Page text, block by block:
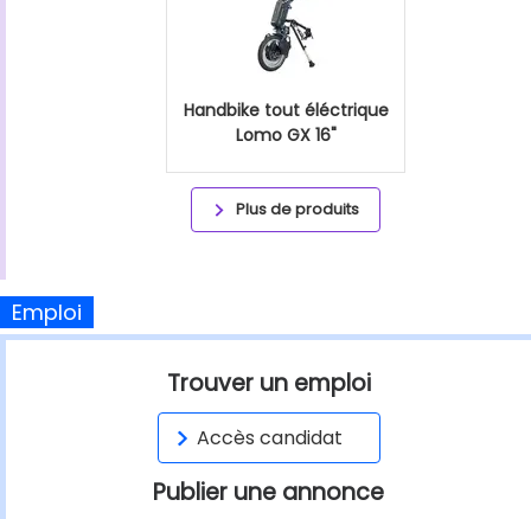
Handbike tout éléctrique
Lomo GX 16"
Plus de produits
Emploi
Trouver un emploi
Accès candidat
Publier une annonce